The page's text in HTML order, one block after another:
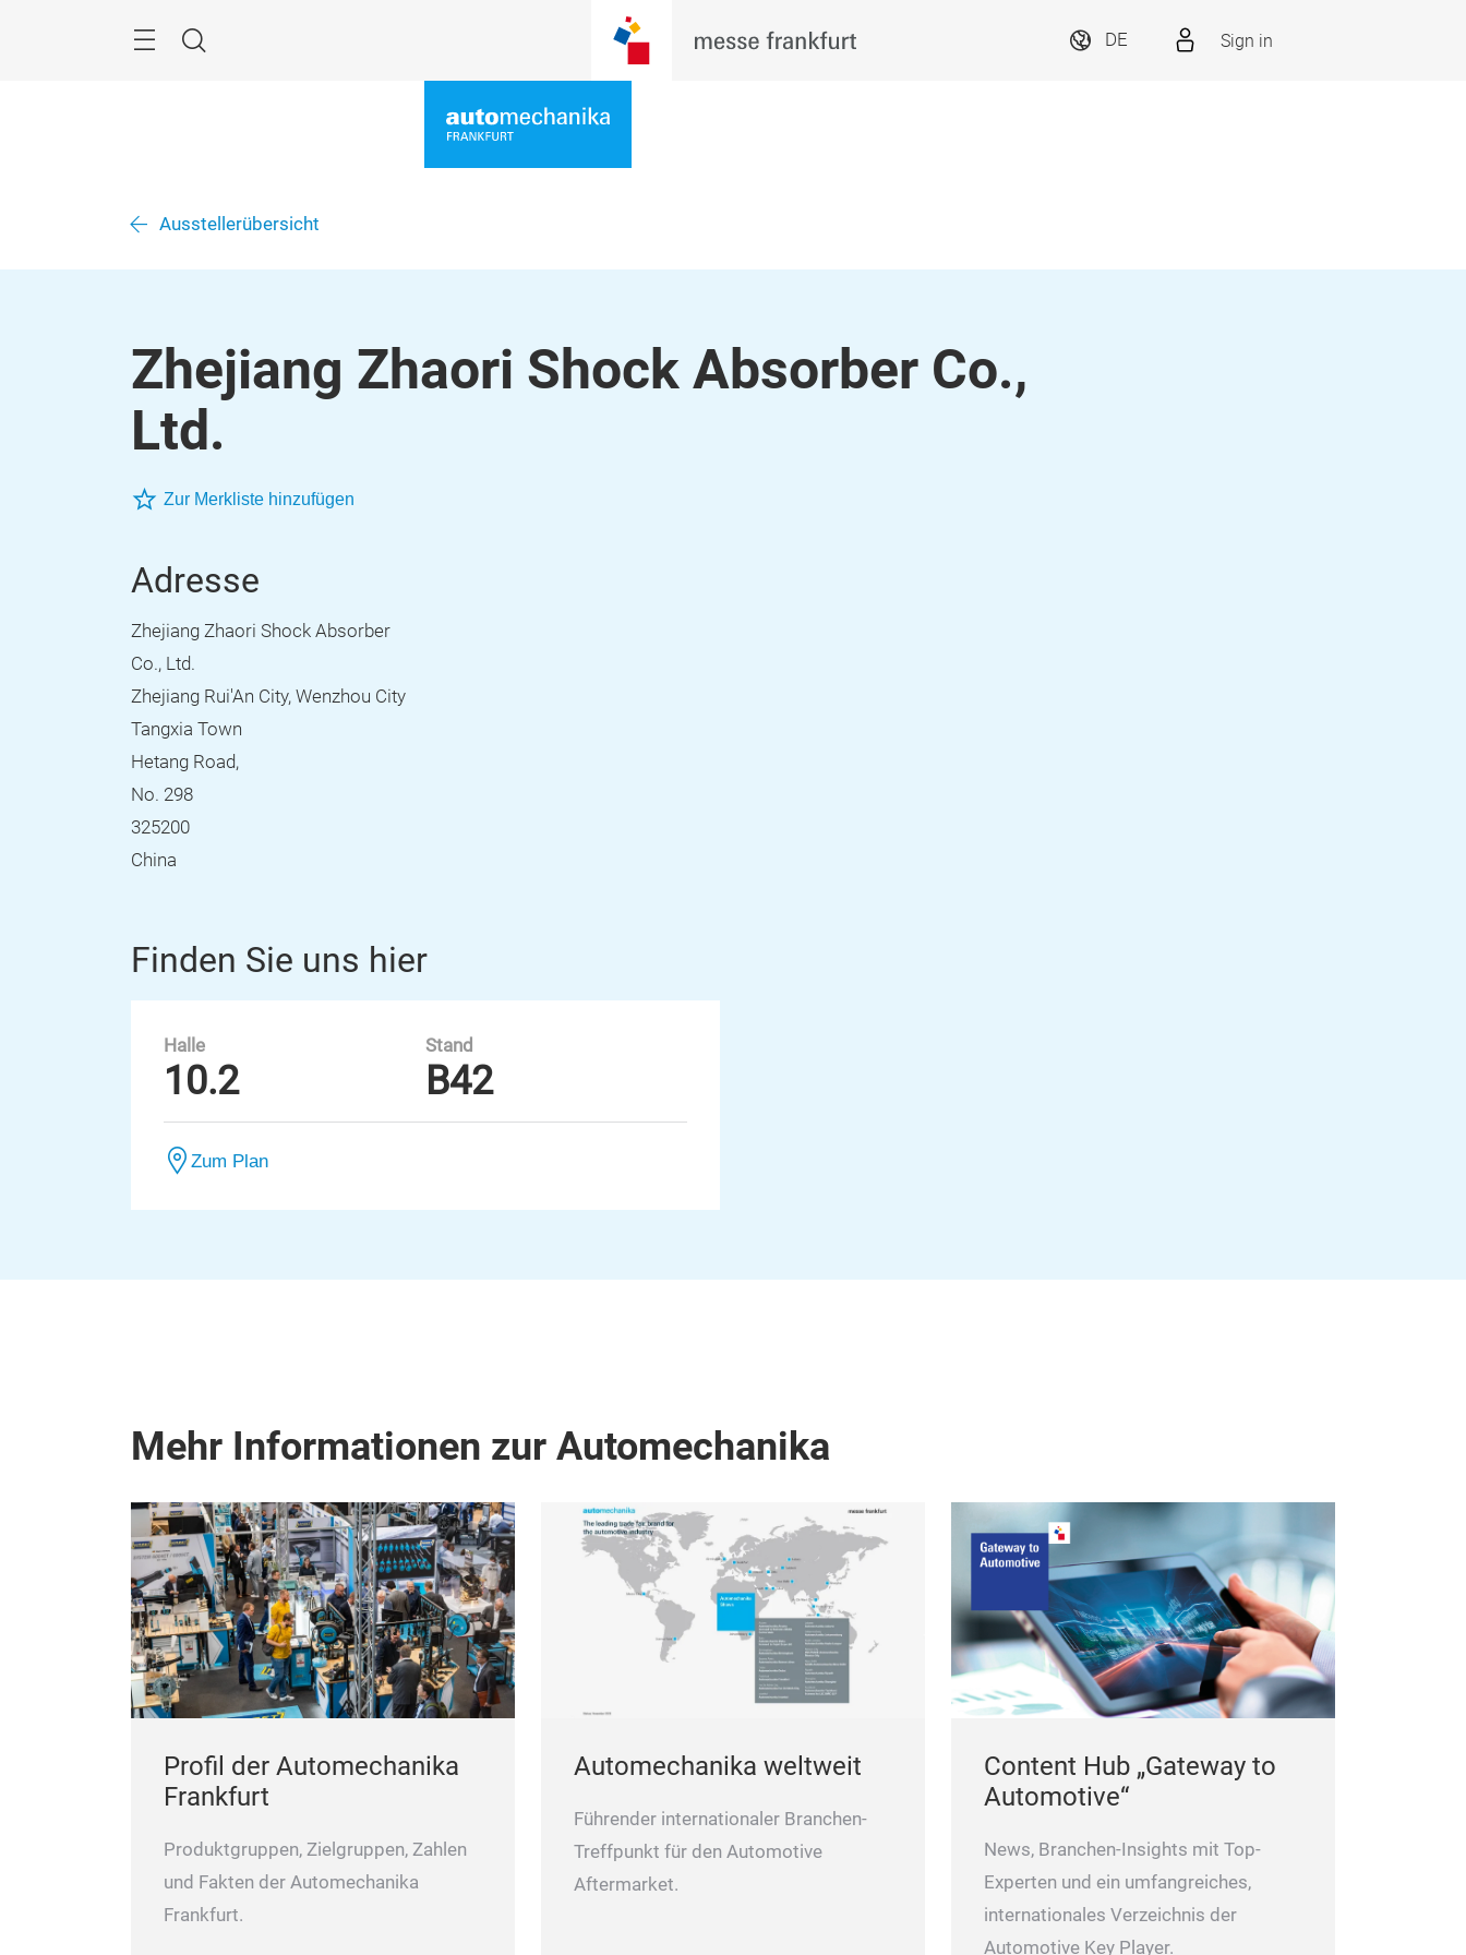
Suche
DE Sign in
Ausstellerübersicht
Zhejiang Zhaori Shock Absorber Co.,
Ltd.
Zur Merkliste hinzufügen
Adresse
Zhejiang Zhaori Shock Absorber
Co., Ltd.
Zhejiang Rui'An City, Wenzhou City
Tangxia Town
Hetang Road,
No. 298
325200
China
Finden Sie uns hier
Halle
10.2
Stand
B42
Zum Plan
Mehr Informationen zur Automechanika
Profil der Automechanika
Frankfurt
Produktgruppen, Zielgruppen, Zahlen
und Fakten der Automechanika
Frankfurt.
Automechanika weltweit
Führender internationaler Branchen-
Treffpunkt für den Automotive
Aftermarket.
Content Hub „Gateway to
Automotive“
News, Branchen-Insights mit Top-
Experten und ein umfangreiches,
internationales Verzeichnis der
Automotive Key Player.